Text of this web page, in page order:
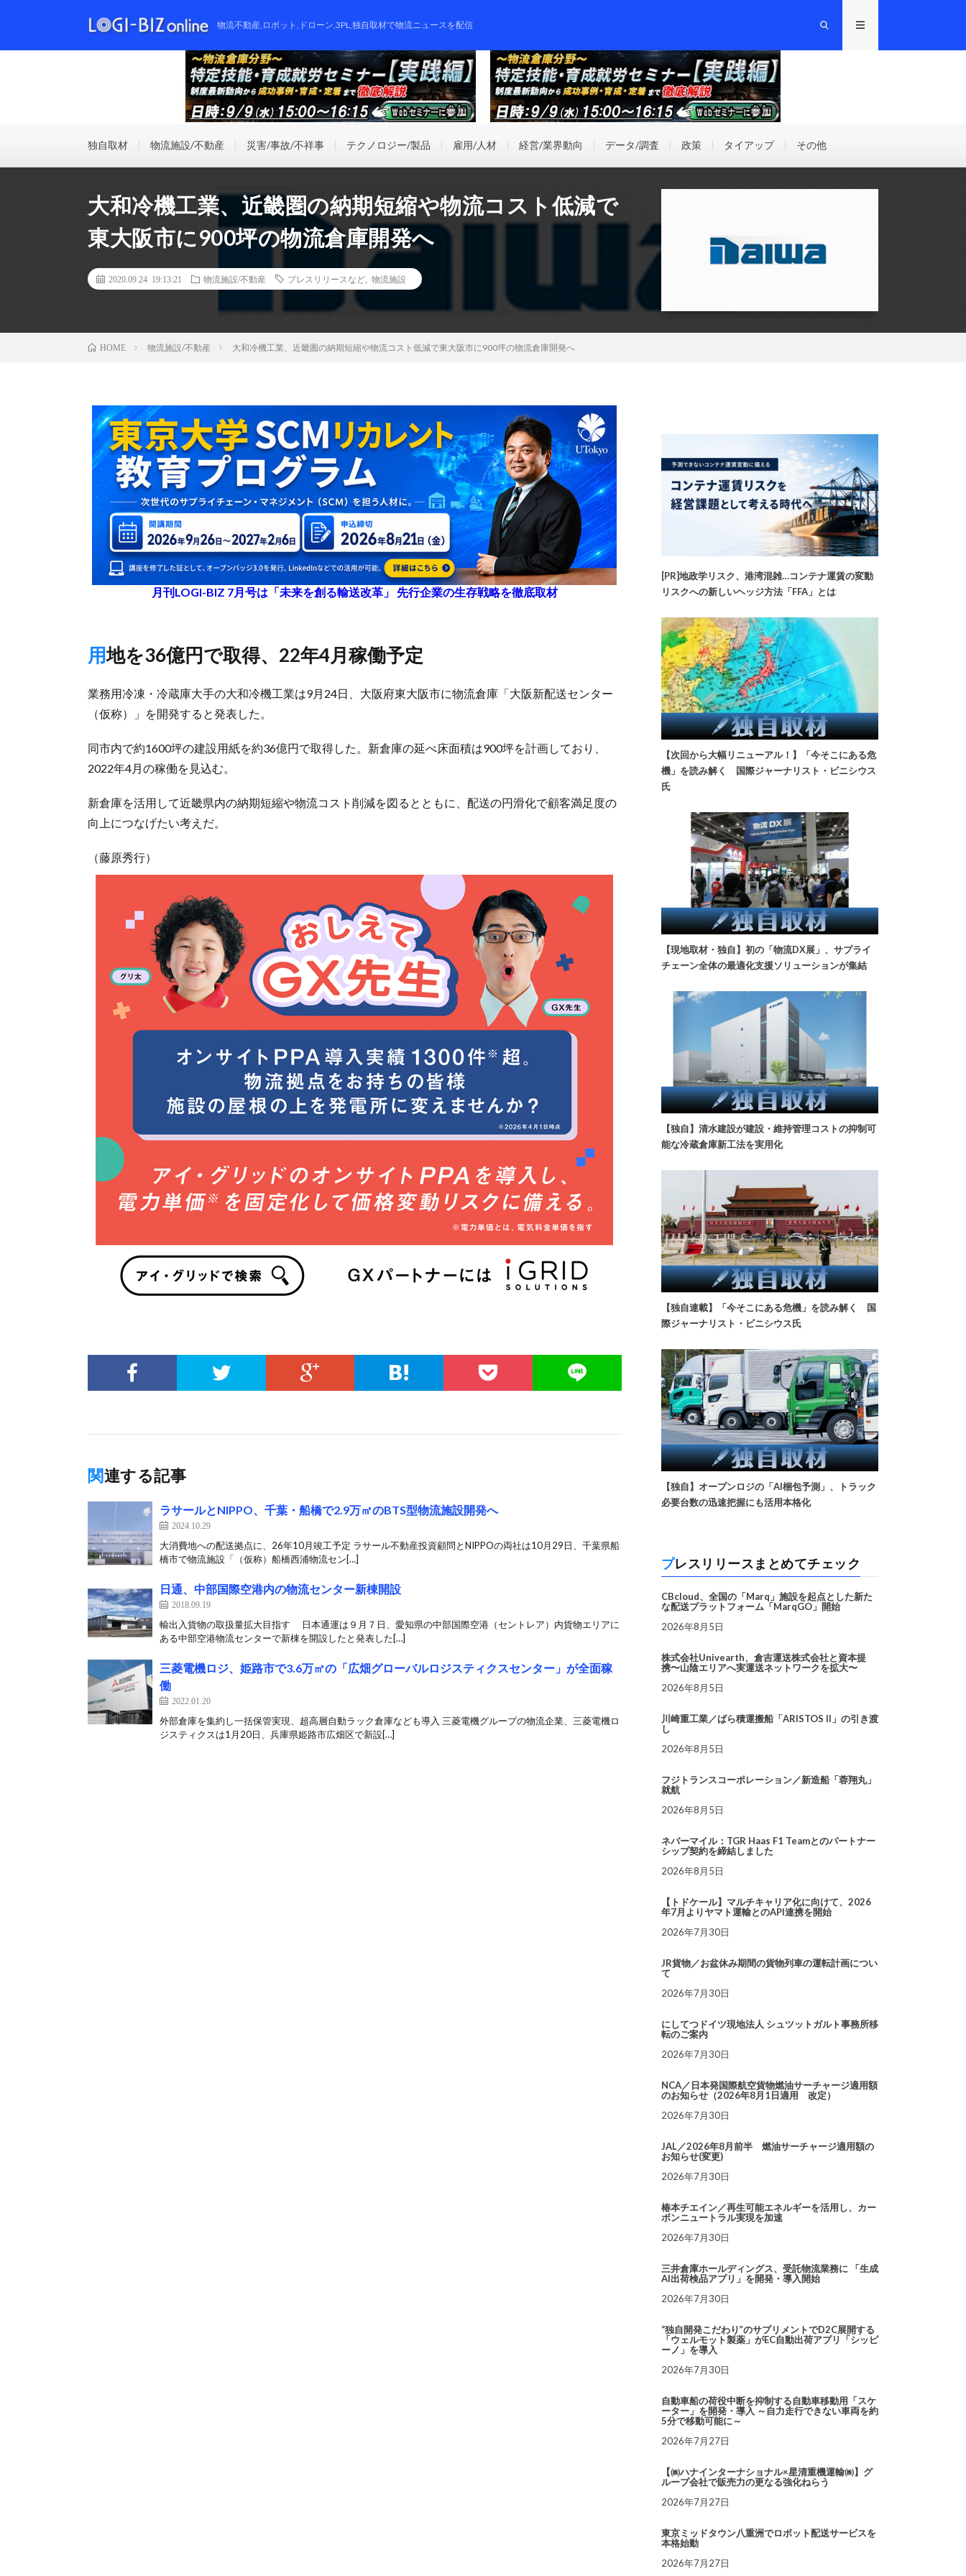
物流不動産,ロボット,ドローン,3PL,独自取材で物流ニュースを配信
独自取材 物流施設/不動産 災害/事故/不祥事 テクノロジー/製品 雇用/人材 経営/業界動向 データ/調査 政策 タイアップ その他
大和冷機工業、近畿圏の納期短縮や物流コスト低減で
東大阪市に900坪の物流倉庫開発へ
2020.09.24 19:13:21 物流施設/不動産 プレスリリースなど 物流施設
HOME 物流施設/不動産 大和冷機工業、近畿圏の納期短縮や物流コスト低減で東大阪市に900坪の物流倉庫開発へ
月刊LOGI-BIZ 7月号は「未来を創る輸送改革」 先行企業の生存戦略を徹底取材
用地を36億円で取得、22年4月稼働予定
業務用冷凍・冷蔵庫大手の大和冷機工業は9月24日、大阪府東大阪市に物流倉庫「大阪新配送センター
（仮称）」を開発すると発表した。
同市内で約1600坪の建設用紙を約36億円で取得した。新倉庫の延べ床面積は900坪を計画しており、
2022年4月の稼働を見込む。
新倉庫を活用して近畿県内の納期短縮や物流コスト削減を図るとともに、配送の円滑化で顧客満足度の
向上につなげたい考えだ。
（藤原秀行）
関連する記事
ラサールとNIPPO、千葉・船橋で2.9万㎡のBTS型物流施設開発へ
2024.10.29
大消費地への配送拠点に、26年10月竣工予定 ラサール不動産投資顧問とNIPPOの両社は10月29日、千葉県船
橋市で物流施設「（仮称）船橋西浦物流セン[…]
日通、中部国際空港内の物流センター新棟開設
2018.09.19
輸出入貨物の取扱量拡大目指す 日本通運は９月７日、愛知県の中部国際空港（セントレア）内貨物エリアに
ある中部空港物流センターで新棟を開設したと発表した[…]
三菱電機ロジ、姫路市で3.6万㎡の「広畑グローバルロジスティクスセンター」が全面稼
働
2022.01.20
外部倉庫を集約し一括保管実現、超高層自動ラック倉庫なども導入 三菱電機グループの物流企業、三菱電機ロ
ジスティクスは1月20日、兵庫県姫路市広畑区で新設[…]
[PR]地政学リスク、港湾混雑…コンテナ運賃の変動
リスクへの新しいヘッジ方法「FFA」とは
【次回から大幅リニューアル！】「今そこにある危
機」を読み解く 国際ジャーナリスト・ビニシウス
氏
【現地取材・独自】初の「物流DX展」、サプライ
チェーン全体の最適化支援ソリューションが集結
【独自】清水建設が建設・維持管理コストの抑制可
能な冷蔵倉庫新工法を実用化
【独自連載】「今そこにある危機」を読み解く 国
際ジャーナリスト・ビニシウス氏
【独自】オープンロジの「AI梱包予測」、トラック
必要台数の迅速把握にも活用本格化
プレスリリースまとめてチェック
CBcloud、全国の「Marq」施設を起点とした新た
な配送プラットフォーム「MarqGO」開始
2026年8月5日
株式会社Univearth、倉吉運送株式会社と資本提
携〜山陰エリアへ実運送ネットワークを拡大〜
2026年8月5日
川崎重工業／ばら積運搬船「ARISTOS II」の引き渡
し
2026年8月5日
フジトランスコーポレーション／新造船「蓉翔丸」
就航
2026年8月5日
ネバーマイル：TGR Haas F1 Teamとのパートナー
シップ契約を締結しました
2026年8月5日
【トドケール】マルチキャリア化に向けて、2026
年7月よりヤマト運輸とのAPI連携を開始
2026年7月30日
JR貨物／お盆休み期間の貨物列車の運転計画につい
て
2026年7月30日
にしてつドイツ現地法人 シュツットガルト事務所移
転のご案内
2026年7月30日
NCA／日本発国際航空貨物燃油サーチャージ適用額
のお知らせ（2026年8月1日適用 改定）
2026年7月30日
JAL／2026年8月前半 燃油サーチャージ適用額の
お知らせ(変更)
2026年7月30日
椿本チエイン／再生可能エネルギーを活用し、カー
ボンニュートラル実現を加速
2026年7月30日
三井倉庫ホールディングス、受託物流業務に 「生成
AI出荷検品アプリ」を開発・導入開始
2026年7月30日
“独自開発こだわり”のサプリメントでD2C展開する
「ウェルモット製薬」がEC自動出荷アプリ「シッピ
ーノ」を導入
2026年7月30日
自動車船の荷役中断を抑制する自動車移動用「スケ
ーター」を開発・導入 ～自力走行できない車両を約
5分で移動可能に～
2026年7月27日
【㈱ハナインターナショナル×星清重機運輸㈱】グ
ループ会社で販売力の更なる強化ねらう
2026年7月27日
東京ミッドタウン八重洲でロボット配送サービスを
本格始動
2026年7月27日